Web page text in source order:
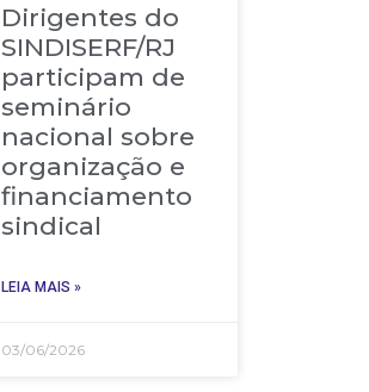
Dirigentes do
SINDISERF/RJ
participam de
seminário
nacional sobre
organização e
financiamento
sindical
LEIA MAIS »
03/06/2026